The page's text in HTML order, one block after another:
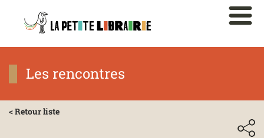
Les rencontres
< Retour liste